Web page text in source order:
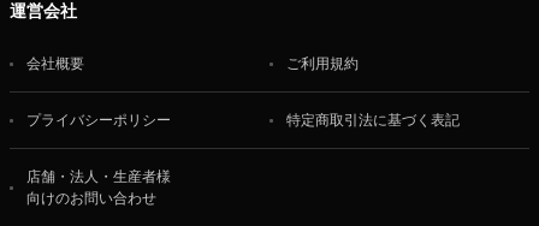
運営会社
会社概要 ご利用規約
プライバシーポリシー 特定商取引法に基づく表記
店舗・法人・生産者様
向けのお問い合わせ